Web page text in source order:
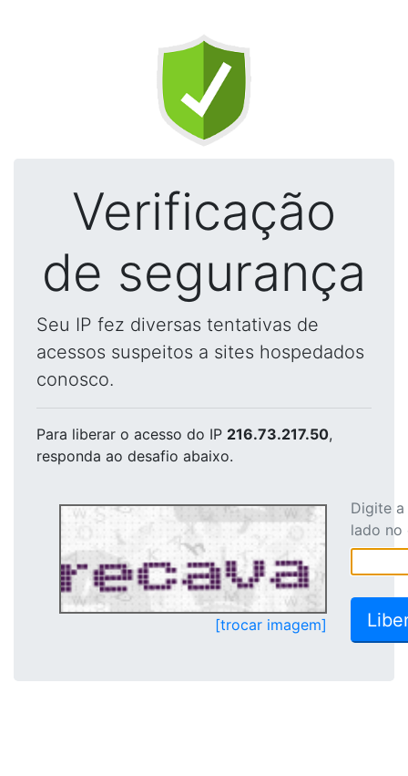
Verificação
de segurança
Seu IP fez diversas tentativas de
acessos suspeitos a sites hospedados
conosco.
Para liberar o acesso do IP 216.73.217.50,
responda ao desafio abaixo.
[trocar imagem]
Digite
lado no